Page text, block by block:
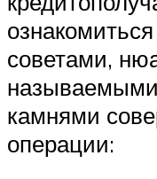
советами,
камнями
операции: